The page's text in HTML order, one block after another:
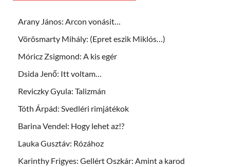
Arany János: Arcon vonásit…
Vörösmarty Mihály: (Epret eszik Miklós…)
Móricz Zsigmond: A kis egér
Dsida Jenő: Itt voltam…
Reviczky Gyula: Talizmán
Tóth Árpád: Svedléri rimjátékok
Barina Vendel: Hogy lehet az!?
Lauka Gusztáv: Rózához
Karinthy Frigyes: Gellért Oszkár: Amint a karod